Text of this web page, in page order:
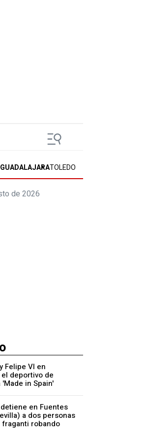
GUADALAJARATOLEDO
de 2026
Felipe VI en
deportivo de
in Spain'
en Fuentes
a dos personas
robando